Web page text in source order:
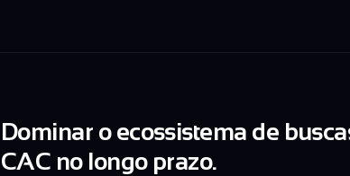
Dominar o ecossistema de
CAC no longo prazo.